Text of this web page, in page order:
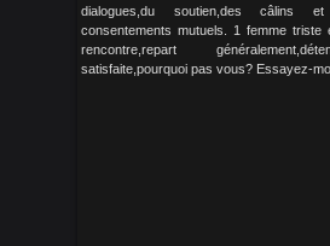
dialogues,du soutien,des câlins
consentements mutuels. 1 femme triste
rencontre,repart
satisfaite,pourquoi pas vous? Essayez-